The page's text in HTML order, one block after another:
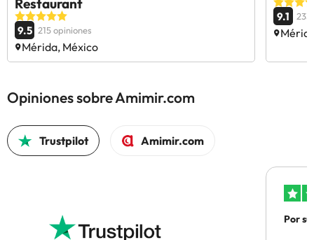
Restaurant
9.5 215 opiniones
Mérida, México
9.1 233
Opiniones sobre Amimir.com
Trustpilot Amimir.com
Por